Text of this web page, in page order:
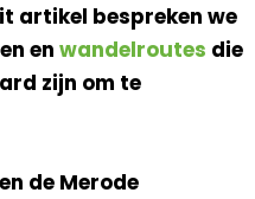
artikel bespreken we
en wandelroutes die
zijn om te
de Merode